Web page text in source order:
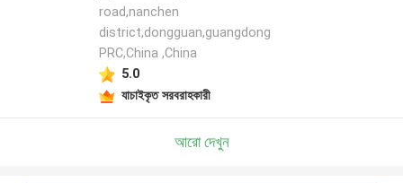
road,nanchen
district,dongguan,guangdong
PRC,China ,China
5.0
যাচাইকৃত সরবরাহকারী
আরো দেখুন